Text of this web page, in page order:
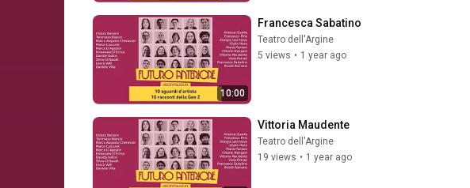
10:00
Francesca Sabatino
Teatro dell'Argine
5 views • 1 year ago
Vittoria Maudente
Teatro dell'Argine
19 views • 1 year ago